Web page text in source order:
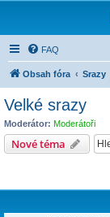
FAQ
Obsah fóra Srazy
Velké srazy
Moderátor: Moderátoři
Nové téma